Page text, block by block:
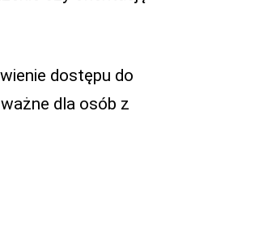
dostępu do
dla osób z